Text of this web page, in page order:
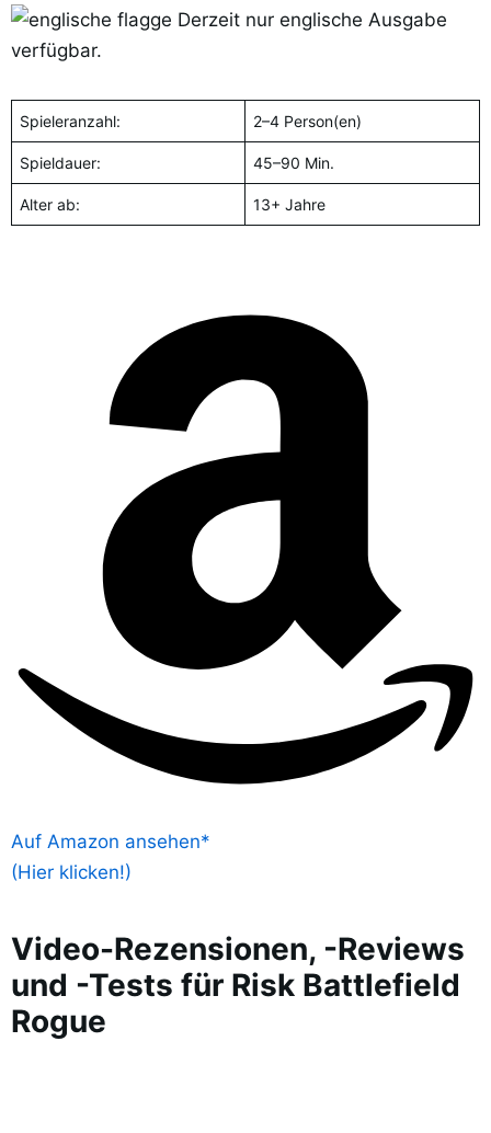
Derzeit nur englische Ausgabe
verfügbar.
Spieleranzahl: 2–4 Person(en)
Spieldauer: 45–90 Min.
Alter ab: 13+ Jahre
Auf Amazon ansehen*
(Hier klicken!)
Video-Rezensionen, -Reviews
und -Tests für Risk Battlefield
Rogue